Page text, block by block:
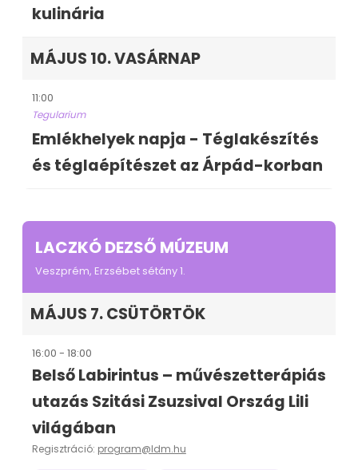
kulinária
MÁJUS 10. VASÁRNAP
11:00
Tegularium
Emlékhelyek napja - Téglakészítés
és téglaépítészet az Árpád-korban
LACZKÓ DEZSŐ MÚZEUM
Veszprém, Erzsébet sétány 1.
MÁJUS 7. CSÜTÖRTÖK
16:00 - 18:00
Belső Labirintus – művészetterápiás
utazás Szitási Zsuzsival Ország Lili
világában
Regisztráció: program@ldm.hu